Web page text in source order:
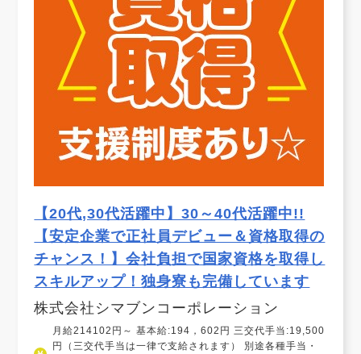
【20代,30代活躍中】30～40代活躍中!!
【安定企業で正社員デビュー＆資格取得の
チャンス！】会社負担で国家資格を取得し
スキルアップ！独身寮も完備しています
株式会社シマブンコーポレーション
月給214102円～ 基本給:194，602円 三交代手当:19,500
円（三交代手当は一律で支給されます） 別途各種手当・